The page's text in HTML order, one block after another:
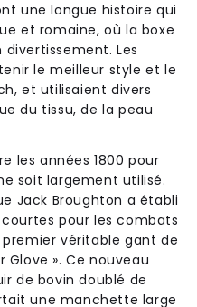
une longue histoire qui
et romaine, où la boxe
Les
le meilleur style et le
et utilisaient divers
du tissu, de la peau
les années 1800 pour
soit largement utilisé.
Jack Broughton a établi
pour les combats
véritable gant de
Glove ». Ce nouveau
de bovin doublé de
une manchette large